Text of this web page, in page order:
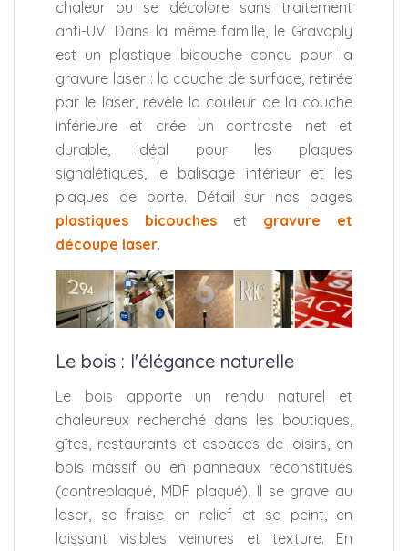
chaleur ou se décolore sans traitement
anti-UV. Dans la même famille, le Gravoply
est un plastique bicouche conçu pour la
gravure laser : la couche de surface, retirée
par le laser, révèle la couleur de la couche
inférieure et crée un contraste net et
durable, idéal pour les plaques
signalétiques, le balisage intérieur et les
plaques de porte. Détail sur nos pages
plastiques bicouches et gravure et
découpe laser.
Le bois : l'élégance naturelle
Le bois apporte un rendu naturel et
chaleureux recherché dans les boutiques,
gîtes, restaurants et espaces de loisirs, en
bois massif ou en panneaux reconstitués
(contreplaqué, MDF plaqué). Il se grave au
laser, se fraise en relief et se peint, en
laissant visibles veinures et texture. En